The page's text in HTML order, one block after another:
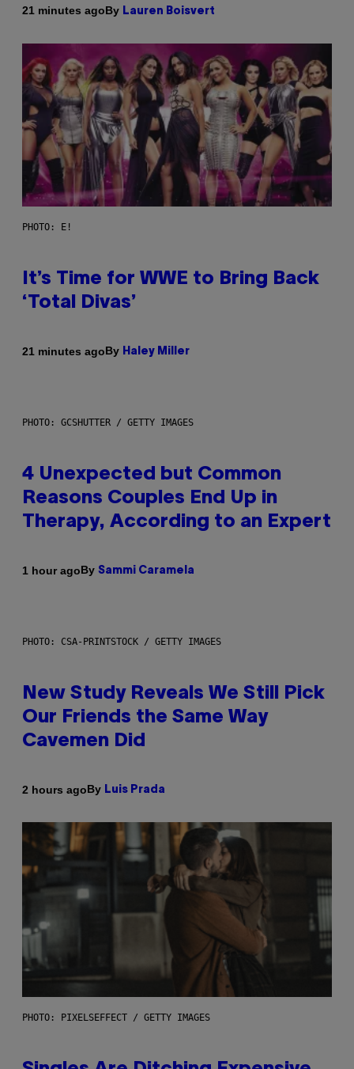
21 minutes agoBy Lauren Boisvert
PHOTO: E!
It’s Time for WWE to Bring Back
‘Total Divas’
21 minutes agoBy Haley Miller
PHOTO: GCSHUTTER / GETTY IMAGES
4 Unexpected but Common
Reasons Couples End Up in
Therapy, According to an Expert
1 hour agoBy Sammi Caramela
PHOTO: CSA-PRINTSTOCK / GETTY IMAGES
New Study Reveals We Still Pick
Our Friends the Same Way
Cavemen Did
2 hours agoBy Luis Prada
PHOTO: PIXELSEFFECT / GETTY IMAGES